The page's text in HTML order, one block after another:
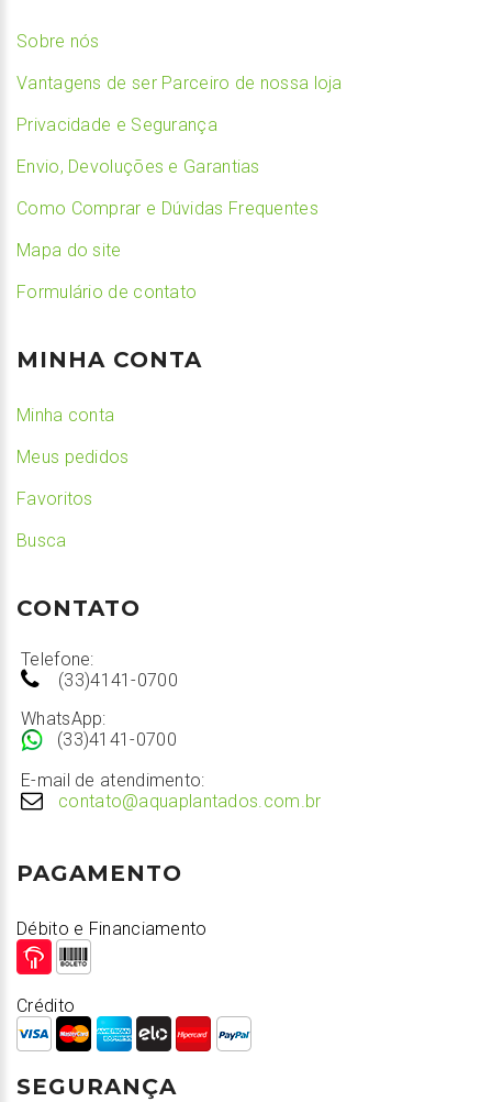
Sobre nós
Vantagens de ser Parceiro de nossa loja
Privacidade e Segurança
Envio, Devoluções e Garantias
Como Comprar e Dúvidas Frequentes
Mapa do site
Formulário de contato
MINHA CONTA
Minha conta
Meus pedidos
Favoritos
Busca
CONTATO
Telefone:
(33)4141-0700
WhatsApp:
(33)4141-0700
E-mail de atendimento:
contato@aquaplantados.com.br
PAGAMENTO
Débito e Financiamento
Crédito
SEGURANÇA